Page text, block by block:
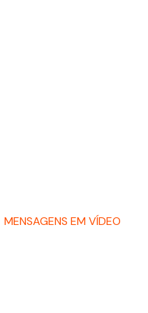
MENSAGENS EM VÍDEO